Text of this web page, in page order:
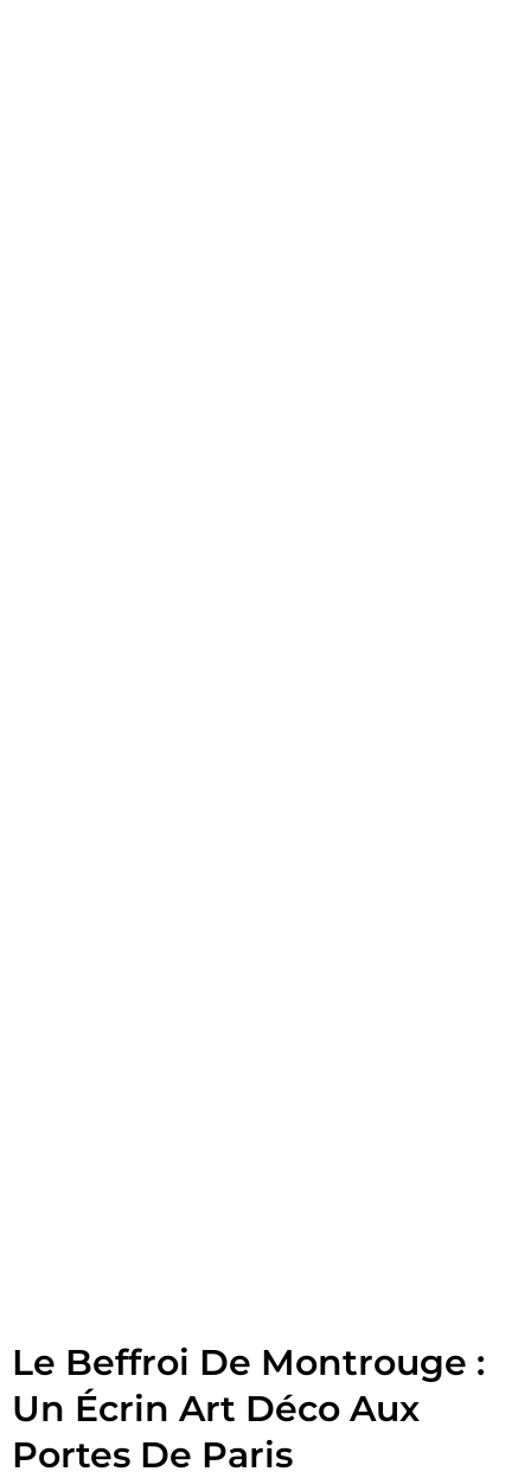
Le Beffroi De Montrouge :
Un Écrin Art Déco Aux
Portes De Paris